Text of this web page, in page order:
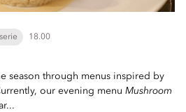
18.00
season through menus inspired by
our evening menu Mushroom